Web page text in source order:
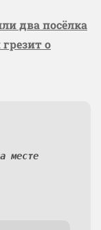
два посёлка
о
месте